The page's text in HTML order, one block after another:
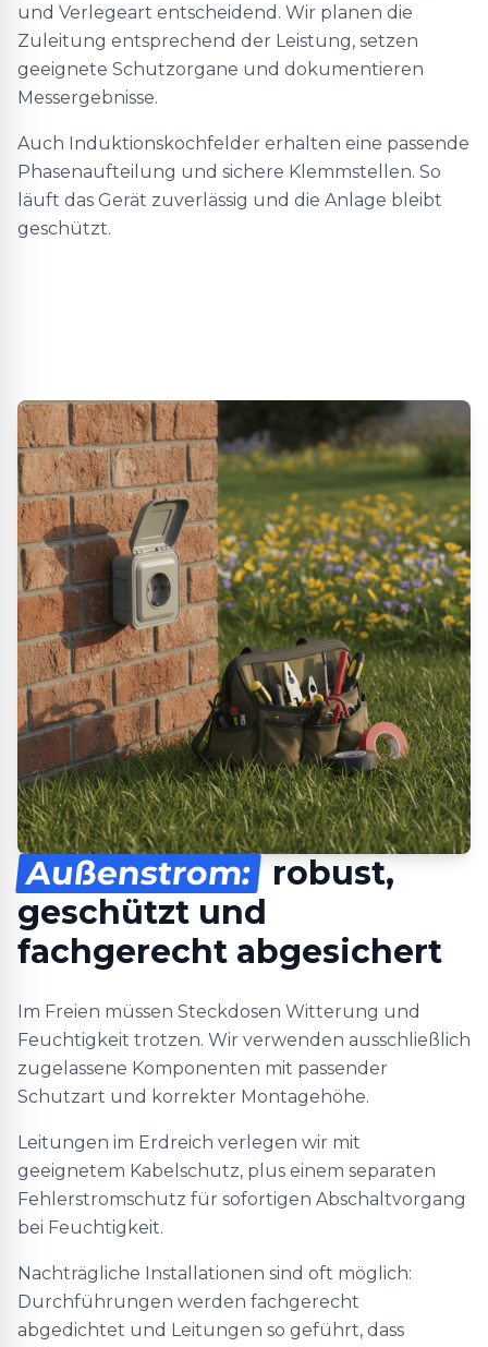
und Verlegeart entscheidend. Wir planen die
Zuleitung entsprechend der Leistung, setzen
geeignete Schutzorgane und dokumentieren
Messergebnisse.
Auch Induktionskochfelder erhalten eine passende
Phasenaufteilung und sichere Klemmstellen. So
läuft das Gerät zuverlässig und die Anlage bleibt
geschützt.
Außenstrom: robust,
geschützt und
fachgerecht abgesichert
Im Freien müssen Steckdosen Witterung und
Feuchtigkeit trotzen. Wir verwenden ausschließlich
zugelassene Komponenten mit passender
Schutzart und korrekter Montagehöhe.
Leitungen im Erdreich verlegen wir mit
geeignetem Kabelschutz, plus einem separaten
Fehlerstromschutz für sofortigen Abschaltvorgang
bei Feuchtigkeit.
Nachträgliche Installationen sind oft möglich:
Durchführungen werden fachgerecht
abgedichtet und Leitungen so geführt, dass